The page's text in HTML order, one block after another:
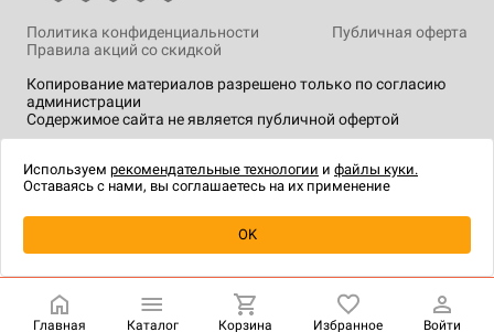
Уведомить о наличии
Копирование материалов разрешено только по согласию
администрации
Содержимое сайта не является публичной офертой
Политика конфиденциальности
Публичная оферта
Правила акций со скидкой
технологии.
Главная Каталог Корзина Избранное Войти
Используем рекомендательные технологии и файлы куки.
Оставаясь с нами, вы соглашаетесь на их применение
OK